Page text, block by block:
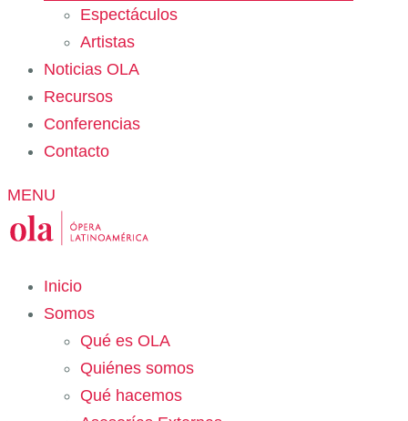
Espectáculos
Artistas
Noticias OLA
Recursos
Conferencias
Contacto
MENU
Inicio
Somos
Qué es OLA
Quiénes somos
Qué hacemos